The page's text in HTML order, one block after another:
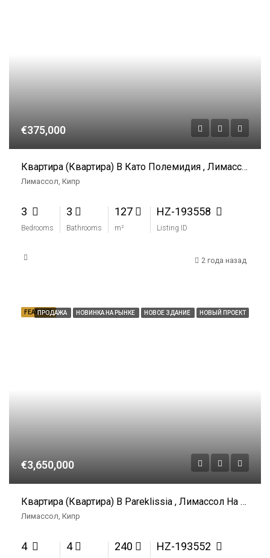
€375,000
Квартира (Квартира) В Като Полемидия , Лимассол На Продажу
Лимассол, Кипр
3
Bedrooms
3
Bathrooms
127
m²
HZ-193558
Listing ID
2 года назад
FEATUREDПРОДАЖА НОВИНКА НА РЫНКЕ НОВОЕ ЗДАНИЕ НОВЫЙ ПРОЕКТ
€3,650,000
Квартира (Квартира) В Pareklissia , Лимассол На Продажу
Лимассол, Кипр
4 4 240 HZ-193552